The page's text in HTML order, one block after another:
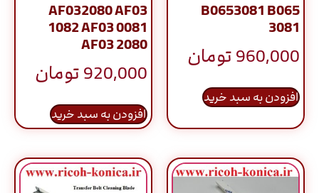
B0653081 B065
3081
960,000تومان
افزودن به سبد خرید
AF032080 AF03
1082 AF03 0081
AF03 2080
920,000تومان
افزودن به سبد خرید